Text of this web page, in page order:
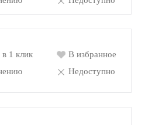
1 клик
В избранное
Недоступно